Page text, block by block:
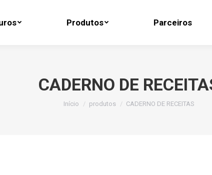
Produtos Parceiros
CADERNO DE
Você está aqui:
Início produtos CADERNO DE RECEITAS